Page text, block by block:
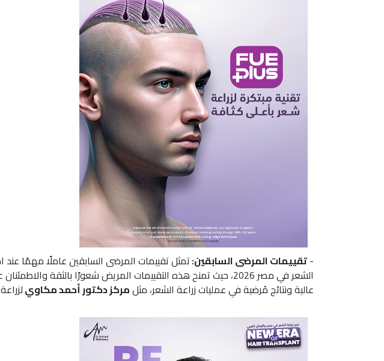
-تقييمات المرضى السابقين:تمثل تقييمات المرضى السابقين عاملًا مهمًا عند
الشعر في مصر 2026، حيث تمنح هذه التقييمات المريض شعورًا بالثقة
عالية ونتائج مُرضية في عمليات زراعة الشعر، مثلمركز دكتور أحمد مكاوي